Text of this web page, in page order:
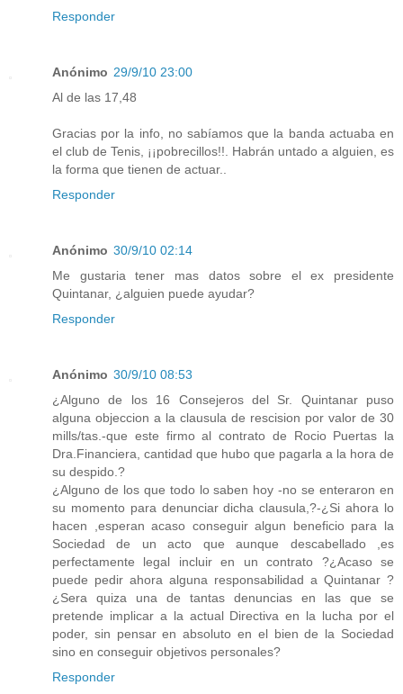
Responder
Anónimo 29/9/10 23:00
Al de las 17,48
Gracias por la info, no sabíamos que la banda actuaba en
el club de Tenis, ¡¡pobrecillos!!. Habrán untado a alguien, es
la forma que tienen de actuar..
Responder
Anónimo 30/9/10 02:14
Me gustaria tener mas datos sobre el ex presidente
Quintanar, ¿alguien puede ayudar?
Responder
Anónimo 30/9/10 08:53
¿Alguno de los 16 Consejeros del Sr. Quintanar puso
alguna objeccion a la clausula de rescision por valor de 30
mills/tas.-que este firmo al contrato de Rocio Puertas la
Dra.Financiera, cantidad que hubo que pagarla a la hora de
su despido.?
¿Alguno de los que todo lo saben hoy -no se enteraron en
su momento para denunciar dicha clausula,?-¿Si ahora lo
hacen ,esperan acaso conseguir algun beneficio para la
Sociedad de un acto que aunque descabellado ,es
perfectamente legal incluir en un contrato ?¿Acaso se
puede pedir ahora alguna responsabilidad a Quintanar ?
¿Sera quiza una de tantas denuncias en las que se
pretende implicar a la actual Directiva en la lucha por el
poder, sin pensar en absoluto en el bien de la Sociedad
sino en conseguir objetivos personales?
Responder